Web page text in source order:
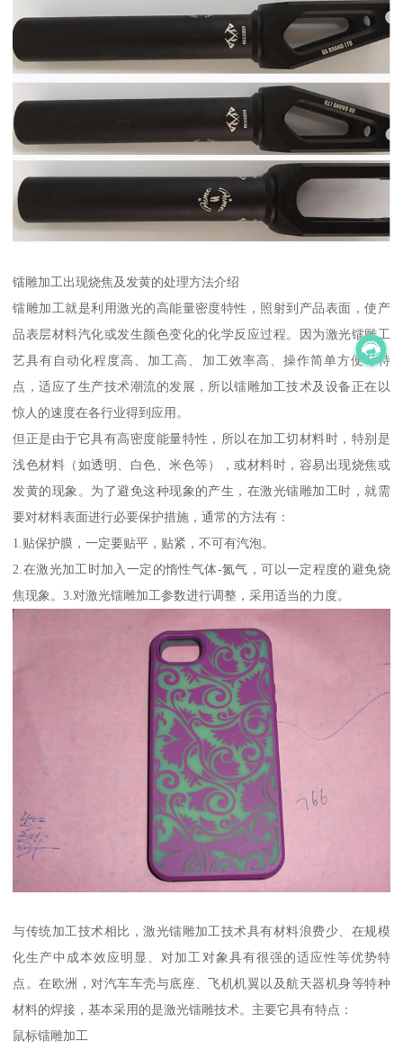
镭雕加工出现烧焦及发黄的处理方法介绍
镭雕加工就是利用激光的高能量密度特性，照射到产品表面，使产
品表层材料汽化或发生颜色变化的化学反应过程。因为激光镭雕工
艺具有自动化程度高、加工高、加工效率高、操作简单方便等特
点，适应了生产技术潮流的发展，所以镭雕加工技术及设备正在以
惊人的速度在各行业得到应用。
但正是由于它具有高密度能量特性，所以在加工切材料时，特别是
浅色材料（如透明、白色、米色等），或材料时，容易出现烧焦或
发黄的现象。为了避免这种现象的产生，在激光镭雕加工时，就需
要对材料表面进行必要保护措施，通常的方法有：
1.贴保护膜，一定要贴平，贴紧，不可有汽泡。
2.在激光加工时加入一定的惰性气体-氮气，可以一定程度的避免烧
焦现象。3.对激光镭雕加工参数进行调整，采用适当的力度。
与传统加工技术相比，激光镭雕加工技术具有材料浪费少、在规模
化生产中成本效应明显、对加工对象具有很强的适应性等优势特
点。在欧洲，对汽车车壳与底座、飞机机翼以及航天器机身等特种
材料的焊接，基本采用的是激光镭雕技术。主要它具有特点：
鼠标镭雕加工